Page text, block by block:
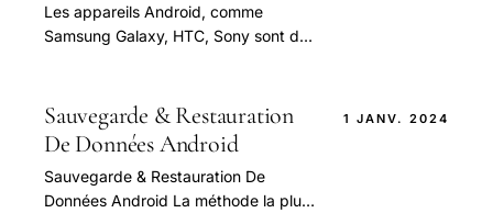
Les appareils Android, comme
Samsung Galaxy, HTC, Sony sont de
Sauvegarde & Restauration
De Données Android
Sauvegarde & Restauration De
Données Android La méthode la plus
1 JANV. 2024